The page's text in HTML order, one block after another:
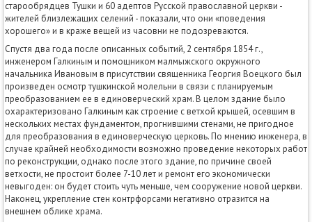
старообрядцев Тушки и 60 адептов Русской православной церкви -
жителей близлежащих селений - показали, что они «поведения
хорошего» и в краже вещей из часовни не подозреваются.
Спустя два года после описанных событий, 2 сентября 1854 г.,
инженером Галкиным и помощником малмыжского окружного
начальника Ивановым в присутствии священника Георгия Воецкого был
произведен осмотр тушкинской молельни в связи с планируемым
преобразованием ее в единоверческий храм. В целом здание было
охарактеризовано Галкиным как строение с ветхой крышей, осевшим в
нескольких местах фундаментом, прогнившими стенами, не пригодное
для преобразования в единоверческую церковь. По мнению инженера, в
случае крайней необходимости возможно проведение некоторых работ
по реконструкции, однако после этого здание, по причине своей
ветхости, не простоит более 7-10 лет и ремонт его экономически
невыгоден: он будет стоить чуть меньше, чем сооружение новой церкви.
Наконец, укрепление стен контрфорсами негативно отразится на
внешнем облике храма.